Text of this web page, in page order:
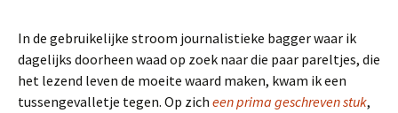
In de gebruikelijke stroom journalistieke bagger waar ik
dagelijks doorheen waad op zoek naar die paar pareltjes, die
het lezend leven de moeite waard maken, kwam ik een
tussengevalletje tegen. Op zich een prima geschreven stuk,